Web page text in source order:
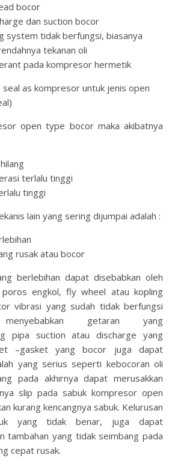
bocor
dan suction bocor
system tidak berfungsi, biasanya
tekanan oli
pada kompresor hermetik
seal as kompresor untuk jenis open
open type bocor maka akibatnya
terlalu tinggi
tinggi
lain yang sering dijumpai adalah :
rusak atau bocor
berlebihan dapat disebabkan oleh
poros engkol, fly wheel atau kopling
vibrasi yang sudah tidak berfungsi
getaran yang
pipa suction atau discharge yang
–gasket yang bocor juga dapat
yang serius seperti kebocoran oli
pada akhirnya dapat merusakkan
slip pada sabuk kompresor open
kurang kencangnya sabuk. Kelurusan
yang tidak benar, juga dapat
tambahan yang tidak seimbang pada
cepat rusak.